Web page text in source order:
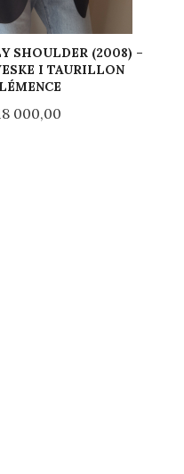
SHOULDER (2008) –
I TAURILLON
000,00